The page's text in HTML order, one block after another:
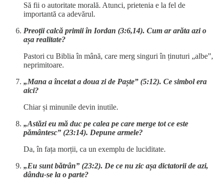
Să fii o autoritate morală. Atunci, prietenia e la fel de
importantă ca adevărul.
Preoții calcă primii în Iordan (3:6,14). Cum ar arăta azi o
așa realitate?
Pastori cu Biblia în mână, care merg singuri în ținuturi „albe”,
neprimitoare.
„Mana a încetat a doua zi de Paște” (5:12). Ce simbol era
aici?
Chiar și minunile devin inutile.
„Astăzi eu mă duc pe calea pe care merge tot ce este
pământesc” (23:14). Depune armele?
Da, în fața morții, ca un exemplu de luciditate.
„Eu sunt bătrân” (23:2). De ce nu zic așa dictatorii de azi,
dându-se la o parte?